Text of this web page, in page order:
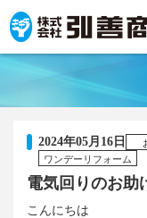
2024年05月16日
ワンデーリフォーム
電気回りのお助
こんにちは